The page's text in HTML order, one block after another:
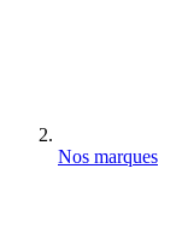
Nos marques